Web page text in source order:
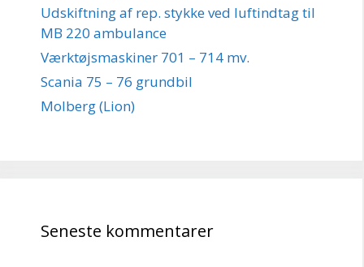
Udskiftning af rep. stykke ved luftindtag til
MB 220 ambulance
Værktøjsmaskiner 701 – 714 mv.
Scania 75 – 76 grundbil
Molberg (Lion)
Seneste kommentarer